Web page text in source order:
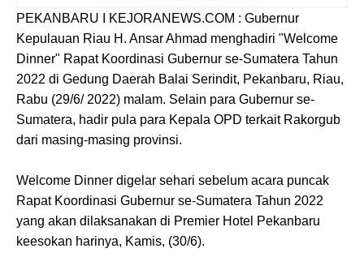
PEKANBARU I KEJORANEWS.COM : Gubernur
Kepulauan Riau H. Ansar Ahmad menghadiri "Welcome
Dinner" Rapat Koordinasi Gubernur se-Sumatera Tahun
2022 di Gedung Daerah Balai Serindit, Pekanbaru, Riau,
Rabu (29/6/ 2022) malam. Selain para Gubernur se-
Sumatera, hadir pula para Kepala OPD terkait Rakorgub
dari masing-masing provinsi.
Welcome Dinner digelar sehari sebelum acara puncak
Rapat Koordinasi Gubernur se-Sumatera Tahun 2022
yang akan dilaksanakan di Premier Hotel Pekanbaru
keesokan harinya, Kamis, (30/6).